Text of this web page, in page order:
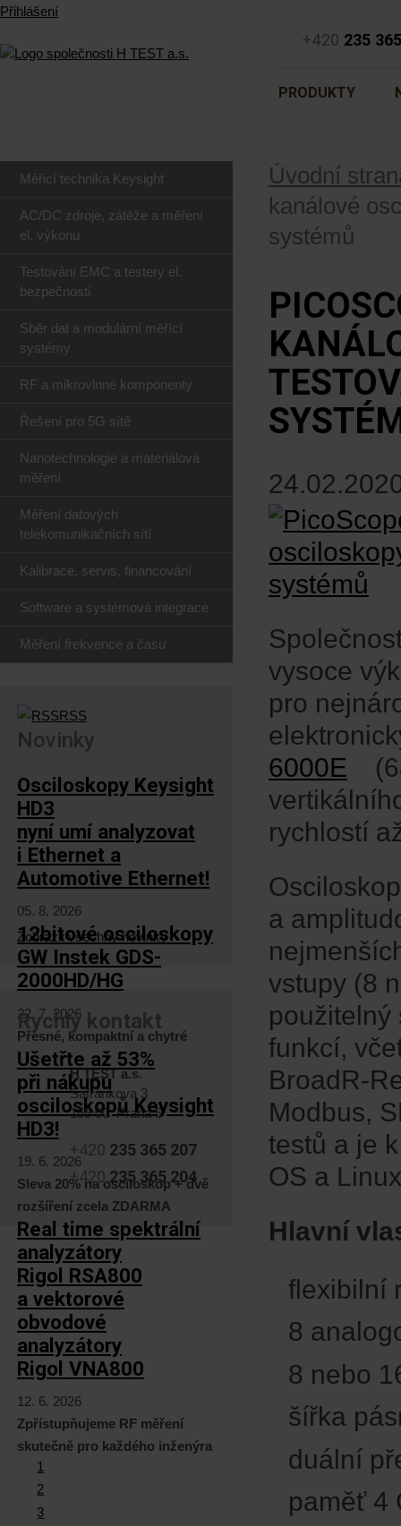
+420 235
PRODUKTY
Přihlášení
Úvodní
kanálové
systémů
vysoce
pro
6000E
rychlostí
a
vstupy (8
použitelný
funkcí,
BroadR-
Modbus,
testů a je
OS a
Hlavní
flexibilní
8
8 nebo
šířka
duální
paměť 4
Měřicí technika Keysight
AC/DC zdroje, zátěže a měření
el. výkonu
Testování EMC a testery el.
bezpečnosti
Sběr dat a modulární měřící
systémy
RF a mikrovlnné komponenty
Řešení pro 5G sítě
Nanotechnologie a materiálová
měření
Měření datových
telekomunikačních sítí
Kalibrace, servis, financování
Software a systémová integrace
Měření frekvence a času
RSS
Novinky
Osciloskopy Keysight
HD3
nyní umí analyzovat
i Ethernet a
Automotive Ethernet!
05. 8. 2026
12bitové osciloskopy
GW Instek GDS-
2000HD/HG
22. 7. 2026
Přesné, kompaktní a chytré
Ušetřte až 53%
při nákupu
osciloskopů Keysight
HD3!
19. 6. 2026
Sleva 20% na osciloskop + dvě
rozšíření zcela ZDARMA
Real time spektrální
analyzátory
Rigol RSA800
a vektorové
obvodové
analyzátory
Rigol VNA800
12. 6. 2026
Zpřístupňujeme RF měření
skutečně pro každého inženýra
1
2
3
Zobrazit všechny novinky
Rychlý kontakt
H TEST a.s.
Šafránkova 3
155 00 Praha 5
+420 235 365 207
+420 235 365 204